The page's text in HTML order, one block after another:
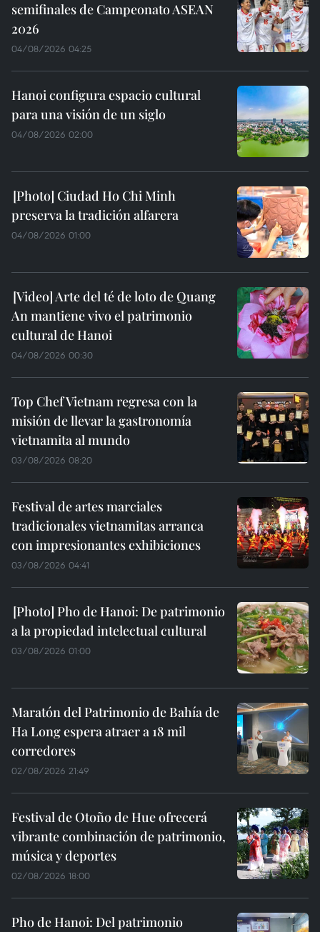
semifinales de Campeonato ASEAN
2026
04/08/2026 04:25
Hanoi configura espacio cultural
para una visión de un siglo
04/08/2026 02:00
Ciudad Ho Chi Minh
preserva la tradición alfarera
04/08/2026 01:00
Arte del té de loto de Quang
An mantiene vivo el patrimonio
cultural de Hanoi
04/08/2026 00:30
Top Chef Vietnam regresa con la
misión de llevar la gastronomía
vietnamita al mundo
03/08/2026 08:20
Festival de artes marciales
tradicionales vietnamitas arranca
con impresionantes exhibiciones
03/08/2026 04:41
Pho de Hanoi: De patrimonio
a la propiedad intelectual cultural
03/08/2026 01:00
Maratón del Patrimonio de Bahía de
Ha Long espera atraer a 18 mil
corredores
02/08/2026 21:49
Festival de Otoño de Hue ofrecerá
vibrante combinación de patrimonio,
música y deportes
02/08/2026 18:00
Pho de Hanoi: Del patrimonio